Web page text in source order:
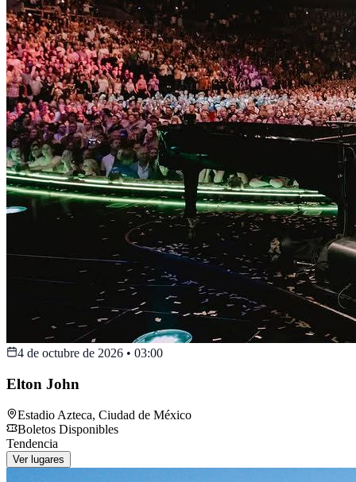
4 de octubre de 2026 • 03:00
Elton John
Estadio Azteca, Ciudad de México
Boletos Disponibles
Tendencia
Ver lugares